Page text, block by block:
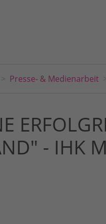
Presse- & Medienarbeit
- IHK